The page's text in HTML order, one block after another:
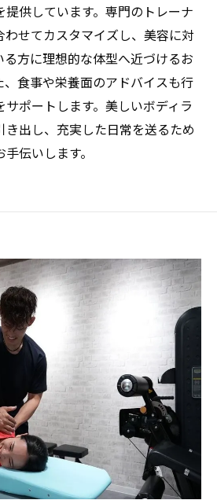
供しています。専門のトレーナ
わせてカスタマイズし、美容に対
る方に理想的な体型へ近づけるお
、食事や栄養面のアドバイスも行
ポートします。美しいボディラ
き出し、充実した日常を送るため
伝いします。